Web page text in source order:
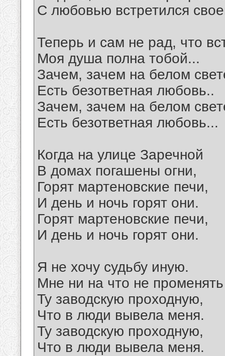
С любовью встретился
Теперь и сам не рад, что
Моя душа полна тобой...
Зачем, зачем на белом
Есть безответная любовь..
Зачем, зачем на белом
Есть безответная любовь...
Когда на улице Заречной
В домах погашены огни,
Горят мартеновские печи,
И день и ночь горят они.
Горят мартеновские печи,
И день и ночь горят они.
Я не хочу судьбу иную.
Мне ни на что не променять
Ту заводскую проходную,
Что в люди вывела меня.
Ту заводскую проходную,
Что в люди вывела меня.